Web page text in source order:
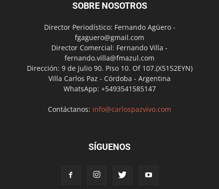
SOBRE NOSOTROS
Director Periodístico: Fernando Agüero -
fgaguero@gmail.com
Director Comercial: Fernando Villa -
fernando.villa@fmazul.com
Dirección: 9 de Julio 90. Piso 10. Of 107.(X5152EYN)
Villa Carlos Paz - Córdoba - Argentina
WhatsApp: +5493541585147
Contáctanos: info@carlospazvivo.com
SÍGUENOS